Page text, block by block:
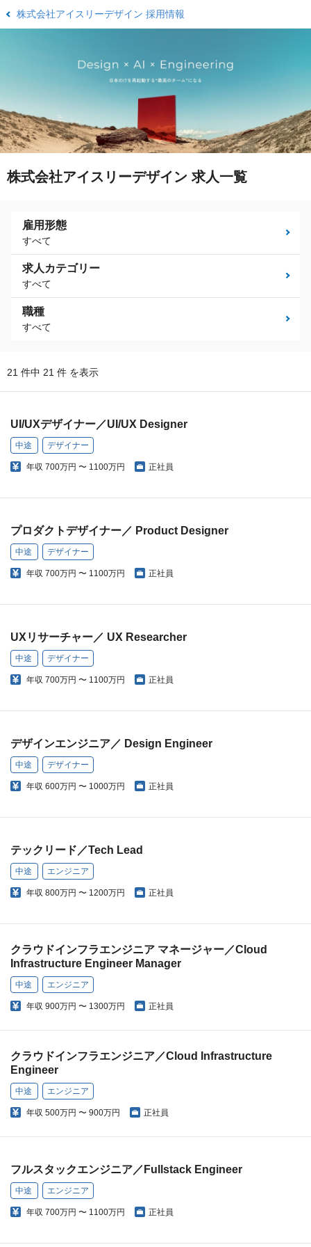
株式会社アイスリーデザイン 採用情報
株式会社アイスリーデザイン 求人一覧
雇用形態
すべて
求人カテゴリー
すべて
職種
すべて
21 件中 21 件 を表示
UI/UXデザイナー／UI/UX Designer
中途 デザイナー
年収 700万円 〜 1100万円 正社員
プロダクトデザイナー／ Product Designer
中途 デザイナー
年収 700万円 〜 1100万円 正社員
UXリサーチャー／ UX Researcher
中途 デザイナー
年収 700万円 〜 1100万円 正社員
デザインエンジニア／ Design Engineer
中途 デザイナー
年収 600万円 〜 1000万円 正社員
テックリード／Tech Lead
中途 エンジニア
年収 800万円 〜 1200万円 正社員
クラウドインフラエンジニア マネージャー／Cloud
Infrastructure Engineer Manager
中途 エンジニア
年収 900万円 〜 1300万円 正社員
クラウドインフラエンジニア／Cloud Infrastructure
Engineer
中途 エンジニア
年収 500万円 〜 900万円 正社員
フルスタックエンジニア／Fullstack Engineer
中途 エンジニア
年収 700万円 〜 1100万円 正社員